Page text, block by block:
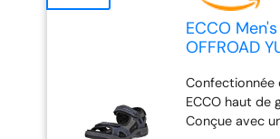
ECCO Men's
OFFROAD
Confectionnée
ECCO haut de
Conçue avec